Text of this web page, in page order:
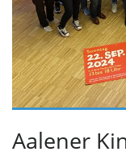
Aalener